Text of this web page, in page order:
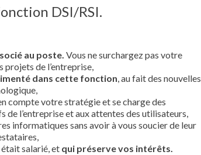
DSI/RSI.
au poste. Vous ne surchargez pas votre
projets de l’entreprise,
dans cette fonction, au fait des nouvelles
compte votre stratégie et se charge des
l’entreprise et aux attentes des utilisateurs,
informatiques sans avoir à vous soucier de leur
était salarié, et qui préserve vos intérêts.